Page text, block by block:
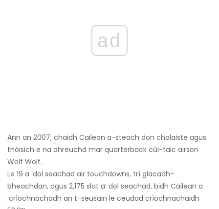
ad
Ann an 2007, chaidh Cailean a-steach don cholaiste agus
thòisich e na dhreuchd mar quarterback cùl-taic airson
Wolf Wolf.
Le 19 a ’dol seachad air touchdowns, trì glacadh-
bheachdan, agus 2,175 slat a’ dol seachad, bidh Cailean a
’crìochnachadh an t-seusain le ceudad crìochnachaidh